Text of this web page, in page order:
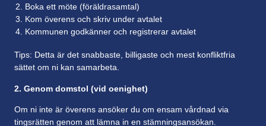
Boka ett möte (föräldrasamtal)
Kom överens och skriv under avtalet
Kommunen godkänner och registrerar avtalet
Tips: Detta är det snabbaste, billigaste och mest konfliktfria
sättet om ni kan samarbeta.
2. Genom domstol (vid oenighet)
Om ni inte är överens ansöker du om ensam vårdnad via
tingsrätten genom att lämna in en stämningsansökan.